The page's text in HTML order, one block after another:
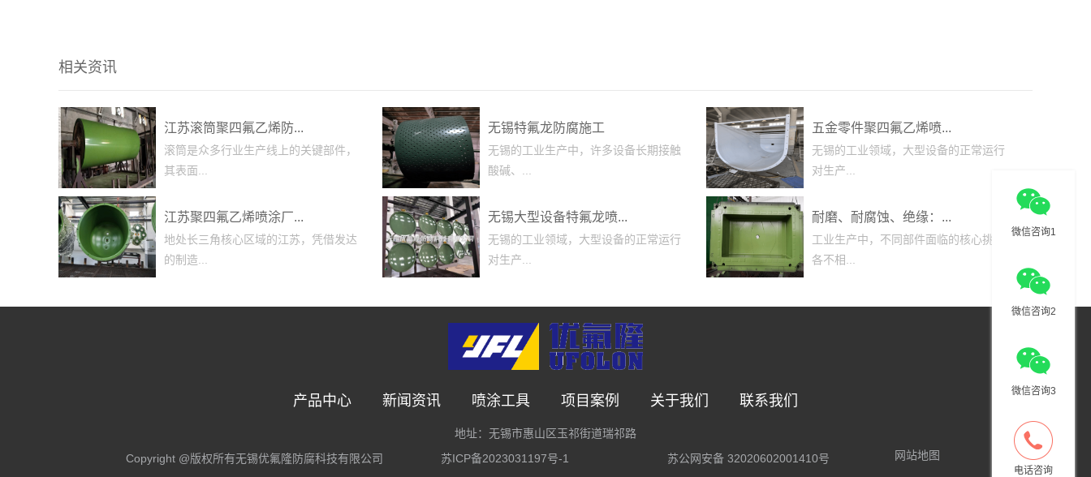
相关资讯
江苏滚筒聚四氟乙烯防...
滚筒是众多行业生产线上的关键部件，
其表面...
无锡特氟龙防腐施工
无锡的工业生产中，许多设备长期接触
酸碱、...
五金零件聚四氟乙烯喷...
无锡的工业领域，大型设备的正常运行
对生产...
江苏聚四氟乙烯喷涂厂...
地处长三角核心区域的江苏，凭借发达
的制造...
无锡大型设备特氟龙喷...
无锡的工业领域，大型设备的正常运行
对生产...
耐磨、耐腐蚀、绝缘：...
工业生产中，不同部件面临的核心挑战
各不相...
产品中心 新闻资讯 喷涂工具 项目案例 关于我们 联系我们
地址：无锡市惠山区玉祁街道瑞祁路
Copyright @版权所有无锡优氟隆防腐科技有限公司
苏ICP备2023031197号-1 苏公网安备 32020602001410号 网站地图
微信咨询1
微信咨询2
微信咨询3
电话咨询